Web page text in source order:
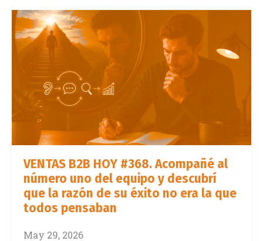
VENTAS B2B HOY #368. Acompañé al
número uno del equipo y descubrí
que la razón de su éxito no era la que
todos pensaban
May 29, 2026